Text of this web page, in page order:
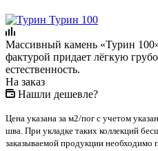
Массивный камень «Турин
фактурой придает лёгкую
естественность.
На заказ
Нашли дешевле?
Цена указана за м2/пог с учетом
шва. При укладке таких коллекций
заказываемой продукции необходимо